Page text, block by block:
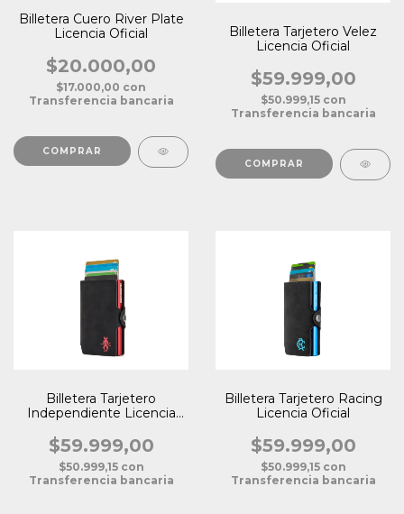
Billetera Cuero River Plate
Licencia Oficial
$20.000,00
$17.000,00 con
Transferencia bancaria
Billetera Tarjetero Velez
Licencia Oficial
$59.999,00
$50.999,15 con
Transferencia bancaria
Billetera Tarjetero
Independiente Licencia
$59.999,00
$50.999,15 con
Transferencia bancaria
Billetera Tarjetero Racing
Licencia Oficial
$59.999,00
$50.999,15 con
Transferencia bancaria